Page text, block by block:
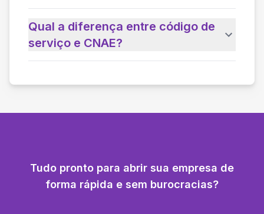
Qual a diferença entre código de
serviço e CNAE?
Tudo pronto para abrir sua empresa de
forma rápida e sem burocracias?